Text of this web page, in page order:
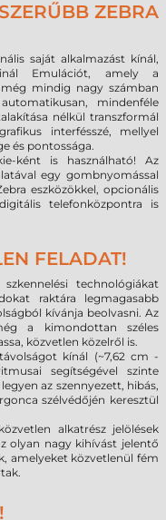
ZEBRA
saját alkalmazást kínál,
Emulációt, amely a
mindig nagy számban
mindenféle
nélkül transzformál
interfésszé, mellyel
és pontossága.
ként is használható! Az
egy gombnyomással
eszközökkel, opcionális
telefonközpontra is
FELADAT!
technológiákat
raktára legmagasabb
kívánja beolvasni. Az
a kimondottan széles
közvetlen közelről is.
kínál (~7,62 cm -
segítségével szinte
az szennyezett, hibás,
szélvédőjén keresztül
alkatrész jelölések
olyan nagy kihívást jelentő
amelyeket közvetlenül fém